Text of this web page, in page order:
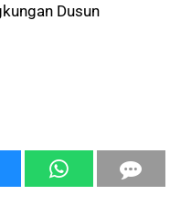
Dusun